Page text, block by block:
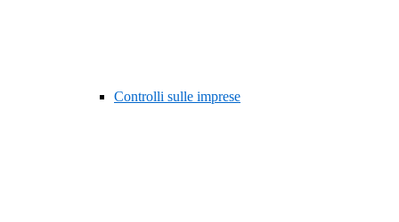
Controlli sulle imprese